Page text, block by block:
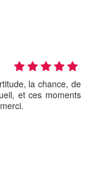
la chance, de
et ces moments